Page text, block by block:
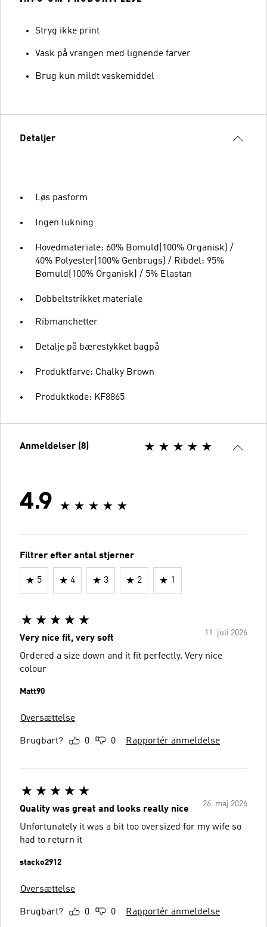
Stryg ikke print
Vask på vrangen med lignende farver
Brug kun mildt vaskemiddel
Detaljer
Løs pasform
Ingen lukning
Hovedmateriale: 60% Bomuld(100% Organisk) /
40% Polyester(100% Genbrugs) / Ribdel: 95%
Bomuld(100% Organisk) / 5% Elastan
Dobbeltstrikket materiale
Ribmanchetter
Detalje på bærestykket bagpå
Produktfarve: Chalky Brown
Produktkode: KF8865
Anmeldelser (8)
4.9
Filtrer efter antal stjerner
5 4 3 2 1
11. juli 2026
Very nice fit, very soft
Ordered a size down and it fit perfectly. Very nice
colour
Matt90
Oversættelse
Brugbart? 0 0 Rapportér anmeldelse
26. maj 2026
Quality was great and looks really nice
Unfortunately it was a bit too oversized for my wife so
had to return it
stacko2912
Oversættelse
Brugbart? 0 0 Rapportér anmeldelse